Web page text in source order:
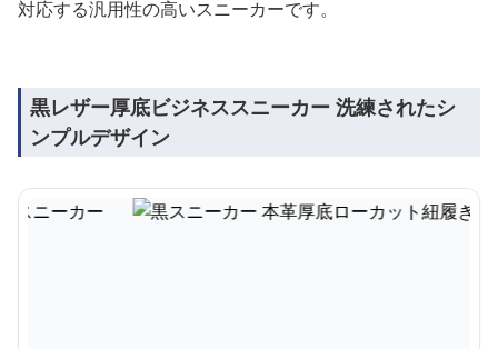
対応する汎用性の高いスニーカーです。
黒レザー厚底ビジネススニーカー 洗練されたシ
ンプルデザイン